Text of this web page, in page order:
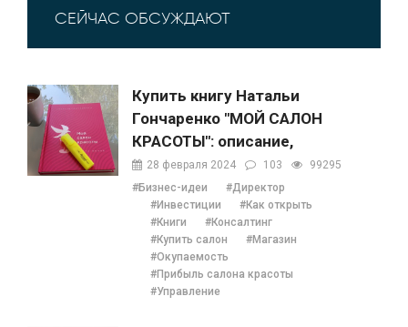
СЕЙЧАС ОБСУЖДАЮТ
Купить книгу Натальи
Гончаренко "МОЙ САЛОН
КРАСОТЫ": описание,
содержание, отзывы,
бонусы и 1 глава
28 февраля 2024 103
99295
#Бизнес-идеи
#Директор
#Инвестиции
#Как открыть
#Книги
#Консалтинг
#Купить салон
#Магазин
#Окупаемость
#Прибыль салона красоты
#Управление